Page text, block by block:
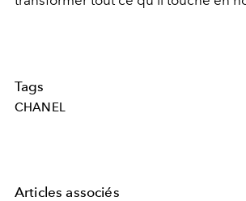
Tags
CHANEL
Articles associés